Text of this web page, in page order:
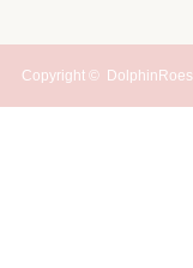
Copyright © DolphinRoes